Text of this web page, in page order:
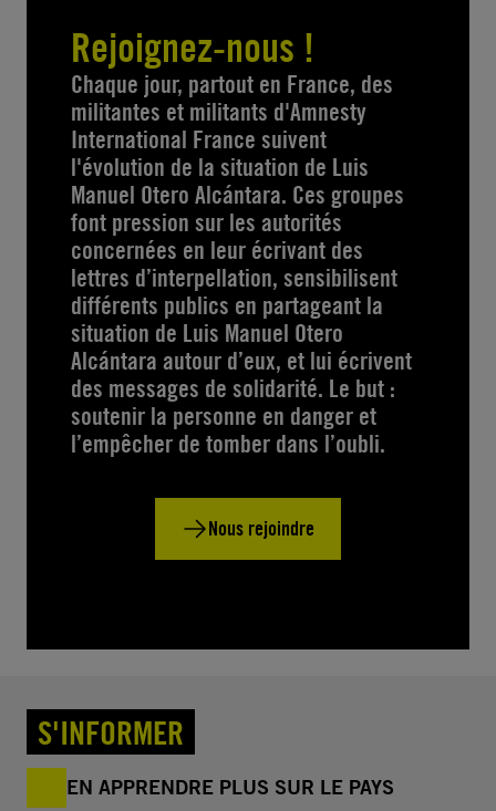
Rejoignez-nous !
Chaque jour, partout en France, des
militantes et militants d'Amnesty
International France suivent
l'évolution de la situation de Luis
Manuel Otero Alcántara. Ces groupes
font pression sur les autorités
concernées en leur écrivant des
lettres d’interpellation, sensibilisent
différents publics en partageant la
situation de Luis Manuel Otero
Alcántara autour d’eux, et lui écrivent
des messages de solidarité. Le but :
soutenir la personne en danger et
l’empêcher de tomber dans l’oubli.
Nous rejoindre
S'INFORMER
EN APPRENDRE PLUS SUR LE PAYS